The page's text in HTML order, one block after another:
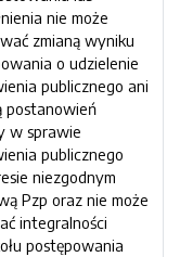
nie może
zmianą wyniku
o udzielenie
publicznego ani
postanowień
w sprawie
publicznego
niezgodnym
Pzp oraz nie może
integralności
postępowania